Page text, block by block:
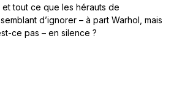
tout ce que les hérauts de
d’ignorer – à part Warhol, mais
ce pas – en silence ?